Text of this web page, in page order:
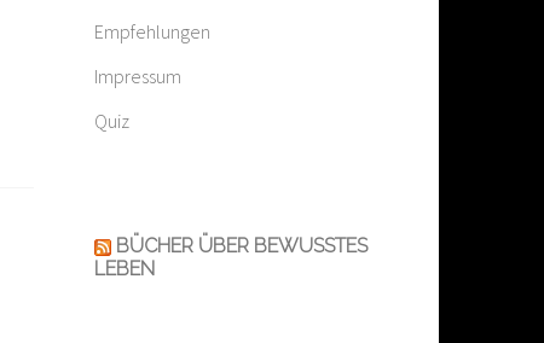
Empfehlungen
Impressum
Quiz
BÜCHER ÜBER BEWUSSTES
LEBEN